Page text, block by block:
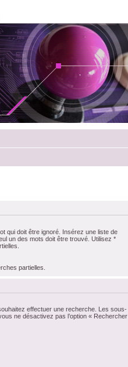
qui doit être ignoré. Insérez une liste de
un des mots doit être trouvé. Utilisez *
partielles.
effectuer une recherche. Les sous-
ne désactivez pas l’option « Rechercher